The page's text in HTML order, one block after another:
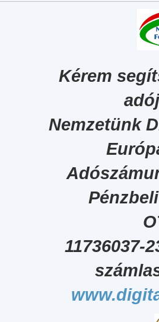
Kérem
Nemzetünk
11736037-